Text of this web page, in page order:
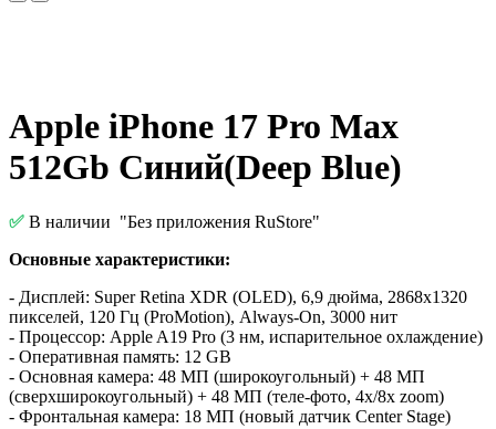
Apple iPhone 17 Pro Max
512Gb Синий(Deep Blue)
✅ В наличии "Без приложения RuStore"
Основные характеристики:
- Дисплей: Super Retina XDR (OLED), 6,9 дюйма, 2868x1320
пикселей, 120 Гц (ProMotion), Always-On, 3000 нит
- Процессор: Apple A19 Pro (3 нм, испарительное охлаждение)
- Оперативная память: 12 GB
- Основная камера: 48 МП (широкоугольный) + 48 МП
(сверхширокоугольный) + 48 МП (теле-фото, 4x/8x zoom)
- Фронтальная камера: 18 МП (новый датчик Center Stage)